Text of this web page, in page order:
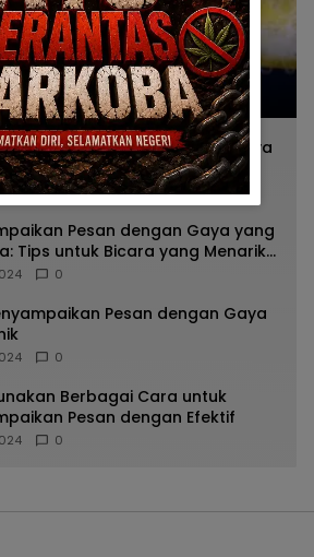
Manfaat Infus Water Lemo
Anda
1
Pendapat dengan Gaya
0
Pesan dengan Gaya yang
Tips untuk Bicara yang Menarik
0
Pesan dengan Gaya
0
Berbagai Cara untuk
Pesan dengan Efektif
0